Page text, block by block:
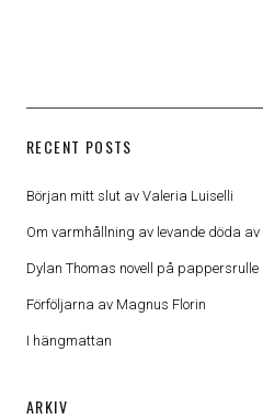
RECENT POSTS
Början mitt slut av Valeria Luiselli
Om varmhållning av levande döda
Dylan Thomas novell på pappersrulle
Förföljarna av Magnus Florin
I hängmattan
ARKIV